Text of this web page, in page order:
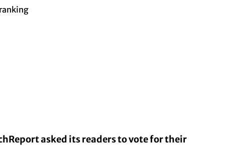
asked its readers to vote for their